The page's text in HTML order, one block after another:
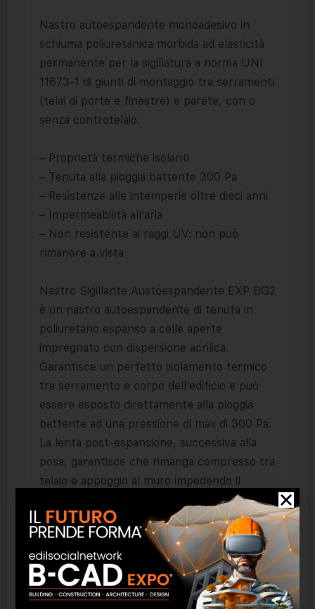
Nastro autoespandente monoadesivo in
schiuma poliuretanica morbida ad elasticità
permanente per la sigillatura a norma UNI
11673-1 di giunti di montaggio tra serramenti
(telai di porte e finestre) e parete, con o
senza controtelaio.
– Proprietà termiche isolanti
– Tenuta alla pioggia battente 300 Pa
– Resistenze alle intemperie oltre dieci anni
– Impermeabilità all’aria
– Non resistente ai raggi UV: non può
rimanere a vista
Nastro Sigillante Austoespandente EXP BG2
è un nastro autoespandente di tenuta in
poliuretano espanso a celle aperte
impregnato con dispersione acrilica.
Garantisce un perfetto isolamento termico
tra serramento e corpo dell’edificio e può
essere esposto direttamente alla pioggia
battente ad una pressione di max di 300 Pa.
La lenta post-espansione, successiva alla
posa, garantisce che rimanga compresso tra
telaio e appoggio al muro impedendo il
passaggio di vento, correnti d’aria, pioggia,
rumore e irraggiamento solare. Ammortizza
eventuali vibrazioni, assorbe le dilatazioni e
protegge dall’ingresso del particolato
atmosferico. Disponibile in varie misure
(larghezza x profondità) si adatta a fughe di